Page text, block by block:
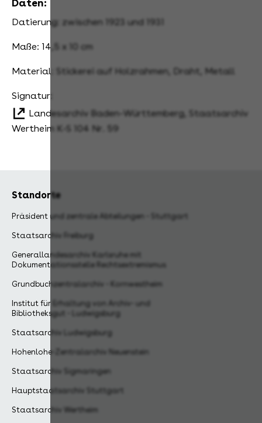
Daten:
Datierung: zwischen 1923 und 1931
Maße: 14,5 x 10 cm
Material: Stickerei auf Holzrahmen, Draht, Metall
Signatur:
Landesarchiv Baden-Württemberg, Staatsarchiv
Wertheim K-S 104 Nr. 59
Standorte
Präsident und zentrale Abteilungen - Stuttgart
Staatsarchiv Freiburg
Generallandesarchiv Karlsruhe mit
Dokumentationsstelle Rechtsextremismus
Grundbuchzentralarchiv - Kornwestheim
Institut für Erhaltung von Archiv- und
Bibliotheksgut - Ludwigsburg
Staatsarchiv Ludwigsburg
Hohenlohe-Zentralarchiv Neuenstein
Staatsarchiv Sigmaringen
Hauptstaatsarchiv Stuttgart
Staatsarchiv Wertheim